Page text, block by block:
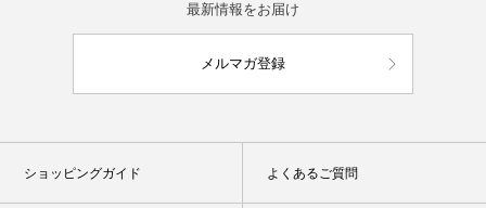
最新情報をお届け
メルマガ登録
ショッピングガイド よくあるご質問